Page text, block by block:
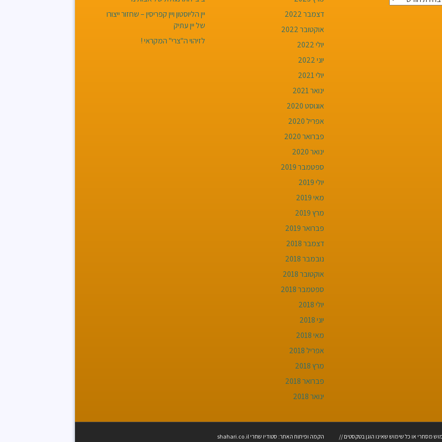
דצמבר 2022
אוקטובר 2022
יולי 2022
יוני 2022
יולי 2021
ינואר 2021
אוגוסט 2020
אפריל 2020
פברואר 2020
ינואר 2020
ספטמבר 2019
יולי 2019
מאי 2019
מרץ 2019
פברואר 2019
דצמבר 2018
נובמבר 2018
אוקטובר 2018
ספטמבר 2018
יולי 2018
יוני 2018
מאי 2018
אפריל 2018
מרץ 2018
פברואר 2018
ינואר 2018
יין הליוסטון ויין קפריסין – שחזור ייצורו
של יין עתיק
לזיהוי ה"צרי" המקראי !
מסחרי או כל שימוש שאינו הוגן בטקסטים //
הקמה ופיתוח האתר: סטודיו שחרי shahari.co.il